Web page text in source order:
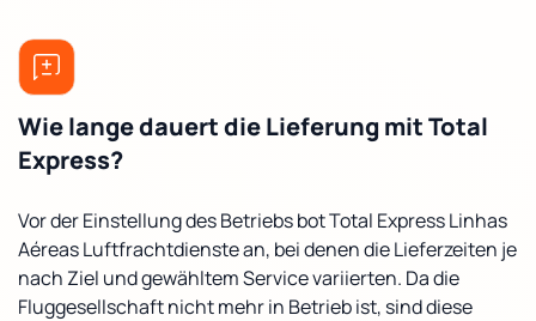
Wie lange dauert die Lieferung mit Total
Express?
Vor der Einstellung des Betriebs bot Total Express Linhas
Aéreas Luftfrachtdienste an, bei denen die Lieferzeiten je
nach Ziel und gewähltem Service variierten. Da die
Fluggesellschaft nicht mehr in Betrieb ist, sind diese